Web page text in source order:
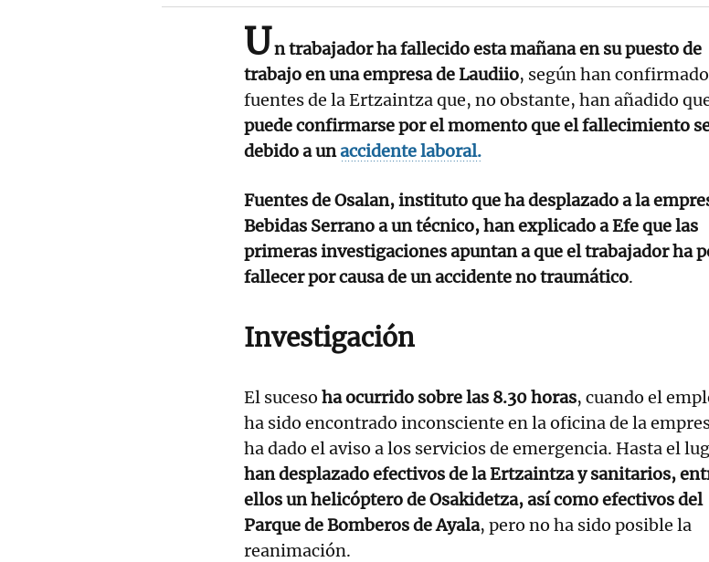
Un trabajador ha fallecido esta mañana en su puesto de
trabajo en una empresa de Laudiio, según han confirmado
fuentes de la Ertzaintza que, no obstante, han añadido
puede confirmarse por el momento que el fallecimiento
debido a unaccidente laboral.
Fuentes de Osalan, instituto que ha desplazado a la
Bebidas Serrano a un técnico, han explicado a Efe que las
primeras investigaciones apuntan a que el trabajador ha
fallecer por causa de un accidente no traumático.
Investigación
El suceso ha ocurrido sobre las 8.30 horas, cuando el
ha sido encontrado inconsciente en la oficina de la
ha dado el aviso a los servicios de emergencia. Hasta el
han desplazado efectivos de la Ertzaintza y sanitarios,
ellos un helicóptero de Osakidetza, así como efectivos del
Parque de Bomberos de Ayala, pero no ha sido posible la
reanimación.